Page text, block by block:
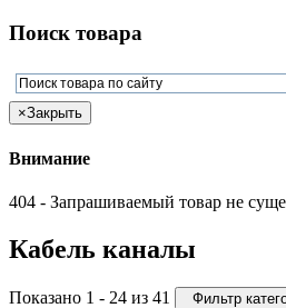
Поиск товара
×Закрыть
Внимание
404 - Запрашиваемый товар не
Кабель каналы
Показано 1 - 24 из 41 Фильтр